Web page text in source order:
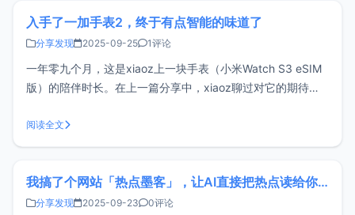
入手了一加手表2，终于有点智能的味道了
分享发现 2025-09-25 1评论
一年零九个月，这是xiaoz上一块手表（小米Watch S3 eSIM
版）的陪伴时长。在上一篇分享中，xiaoz聊过对它的期待与
文章，就来聊聊这次换新后的真实体验。为什么要替换小米
Watch S3 eSIM版xiaoz家里面的大部分电器都是
阅读全文
我搞了个网站「热点墨客」，让AI直接把热点读给你听！
分享发现 2025-09-23 0评论